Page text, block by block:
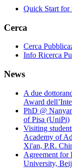
Quick Start for
Cerca
Cerca
Info Ricerca
News
A due
Award
PhD @
of Pisa (UniPi)
Visiting
Academy of
Xi'an, P.R.
Agreement for
University,